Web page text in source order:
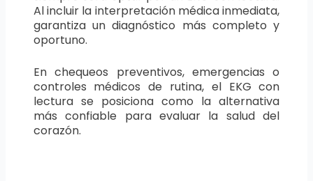
Al incluir la interpretación médica inmediata,
garantiza un diagnóstico más completo y
oportuno.
En chequeos preventivos, emergencias o
controles médicos de rutina, el EKG con
lectura se posiciona como la alternativa
más confiable para evaluar la salud del
corazón.